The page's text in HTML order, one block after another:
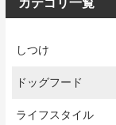
しつけ
ドッグフード
ライフスタイル